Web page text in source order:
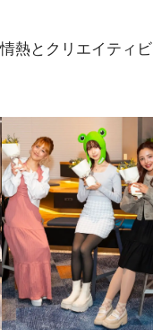
熱とクリエイティ